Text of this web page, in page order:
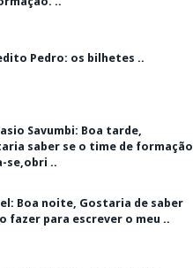
Pedro: os bilhetes ..
Savumbi: Boa tarde,
saber se o time de formação
se,obri ..
Boa noite, Gostaria de saber
fazer para escrever o meu ..